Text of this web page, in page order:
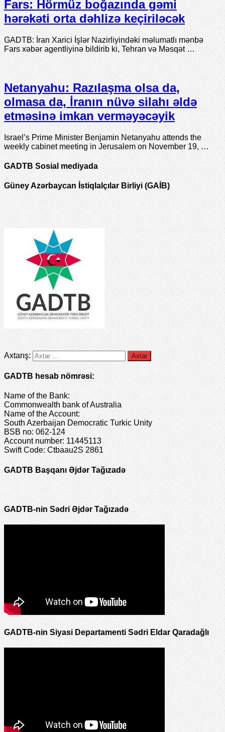
Fars: Hörmüz boğazında gəmi
hərəkəti orta dəhlizə keçiriləcək
GADTB: İran Xarici İşlər Nazirliyindəki məlumatlı mənbə
Fars xəbər agentliyinə bildirib ki, Tehran və Məsqət …
Netanyahu: Razılaşma olsa da,
olmasa da, İranın nüvə silahı əldə
etməsinə imkan verməyəcəyik
Israel’s Prime Minister Benjamin Netanyahu attends the
weekly cabinet meeting in Jerusalem on November 19, …
GADTB Sosial mediyada
Güney Azərbaycan İstiqlalçılar Birliyi (GAİB)
Axtarış:
GADTB hesab nömrəsi:
Name of the Bank:
Commonwealth bank of Australia
Name of the Account:
South Azerbaijan Democratic Turkic Unity
BSB no: 062-124
Account number: 11445113
Swift Code: Ctbaau2S 2861
GADTB Başqanı Əjdər Tağızadə
GADTB-nin Sədri Əjdər Tağızadə
GADTB-nin Siyasi Departamenti Sədri Eldar Qaradağlı